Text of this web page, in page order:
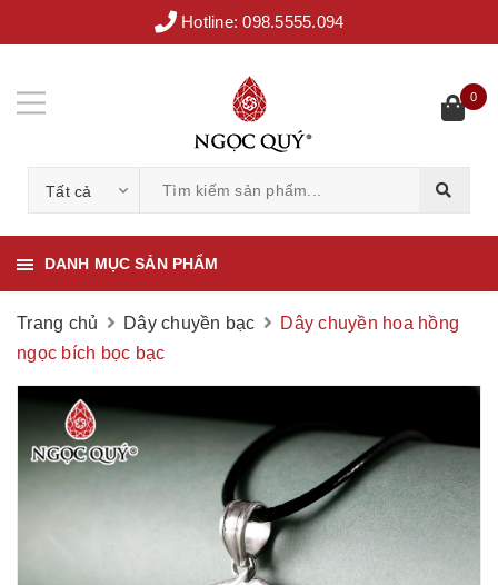
Hotline:098.5555.094
Tất cả
0
DANH MỤC SẢN PHẨM
Trang chủ Dây chuyền bạc
Dây chuyền hoa hồng
ngọc bích bọc bạc